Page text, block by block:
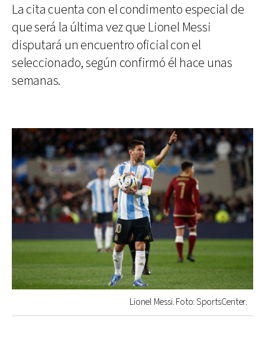
La cita cuenta con el condimento especial de
que será la última vez que Lionel Messi
disputará un encuentro oficial con el
seleccionado, según confirmó él hace unas
semanas.
Lionel Messi. Foto: SportsCenter.